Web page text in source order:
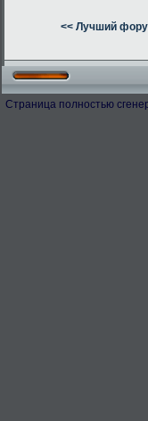
h-98160
<< Лучший
Страница полностью